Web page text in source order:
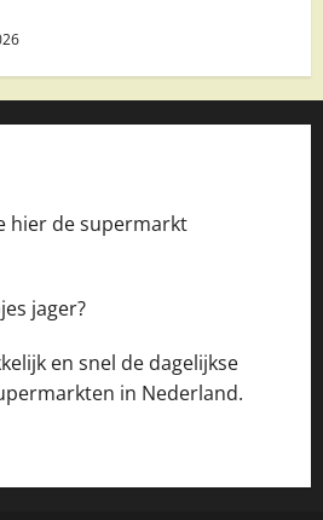
hier de supermarkt
jager?
en snel de dagelijkse
in Nederland.